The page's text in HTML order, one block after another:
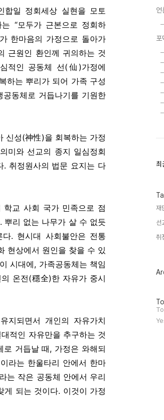
일 정회세상 실현을 모토
“모두가 근본으로 정회하
한마음의 가정으로 돌아가
근원인 환인께 귀의하는 것
적인 공동체 선(仙)가정에
하는 뿌리가 되어 가족 구성
동체로 거듭나기를 기원한
신성(神性)을 회복하는 가정
미와 선교의 종지 일심정회
취정원사의 법문 요지는 다
학교 사회 국가 민족으로 점
뿌리 없는 나무가 살 수 없듯
. 현시대 사회불안은 전통
현상에서 원인을 찾을 수 있
시대에, 가족공동체는 책임
온전(穩全)한 자유가 중시
지되면서 개인의 자유가치
적인 자유만을 추구하는 것
거듭날 때, 가정은 와해되
라는 한울타리 안에서 한마
는 작은 공동체 안에서 우리
되는 것이다. 이것이 가정
언
포
최
인
글
최
재
선
취
방
문
자
수